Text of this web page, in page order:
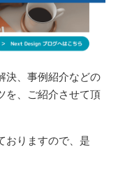
決、事例紹介などの
を、ご紹介させて頂
おりますので、是